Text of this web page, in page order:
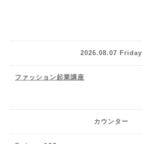
2026.08.07 Friday
ファッション起業講座
カウンター